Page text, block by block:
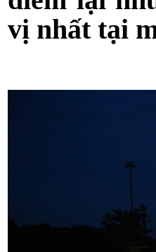
vị nhất tại